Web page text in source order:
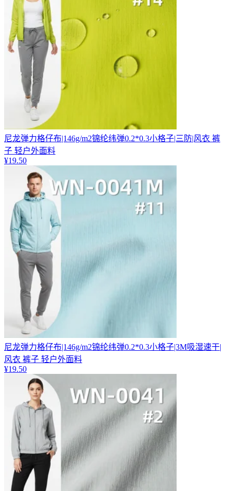
尼龙弹力格仔布|146g/m2锦纶纬弹0.2*0.3小格子|三防|风衣 裤
子 轻户外面料
¥19.50
尼龙弹力格仔布|146g/m2锦纶纬弹0.2*0.3小格子|3M吸湿速干|
风衣 裤子 轻户外面料
¥19.50